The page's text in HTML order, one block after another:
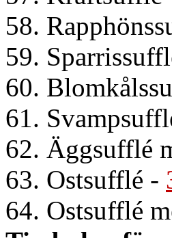
58.
59.
60.
61.
62. Äggsufflé
63. Ostsufflé -
64. Ostsufflé